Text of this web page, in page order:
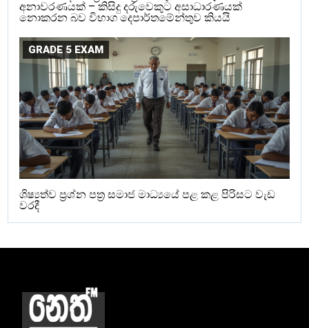
අනාවරණයක් – කිසිදු දරුවෙකුට අසාධාරණයක්
නොකරන බව විභාග දෙපාර්තමේන්තුව කියයි
GRADE 5 EXAM
ශිෂ්‍යත්ව ප්‍රශ්න පත්‍ර සමාජ මාධ්‍යයේ පළ කළ පිරිසට වැඩ
වරදී